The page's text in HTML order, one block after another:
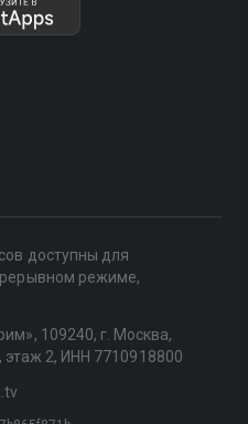
доступны для
режиме,
109240, г. Москва,
этаж 2, ИНН 7710918800